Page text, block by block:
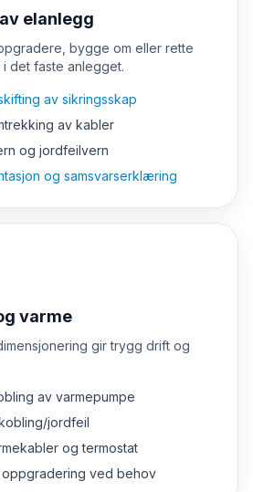
elanlegg
bygge om eller rette
det faste anlegget.
av sikringsskap
av kabler
og jordfeilvern
og samsvarserklæring
varme
gir trygg drift og
av varmepumpe
jordfeil
og termostat
ved behov